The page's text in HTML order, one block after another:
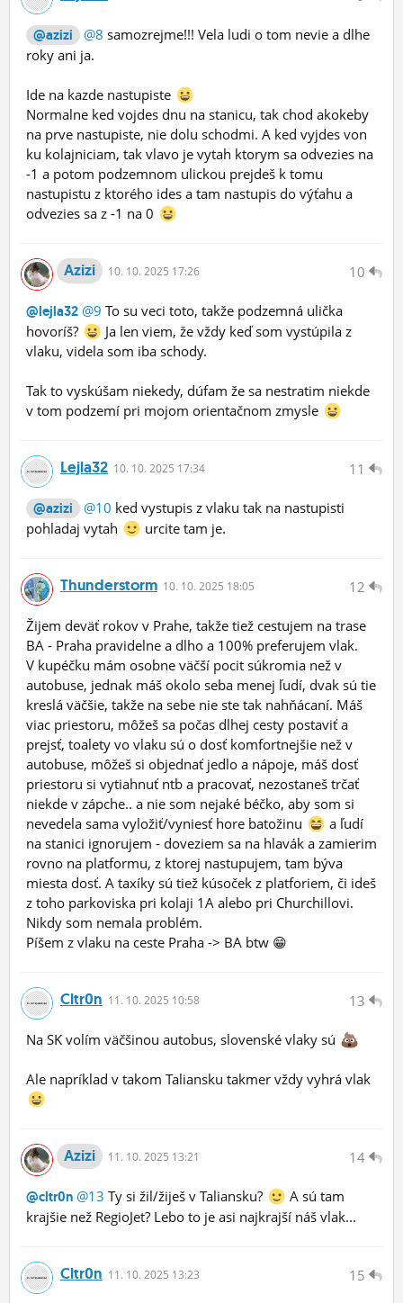
@azizi @8 samozrejme!!! Vela ludi o tom nevie a dlhe
roky ani ja.
Ide na kazde nastupiste
Normalne ked vojdes dnu na stanicu, tak chod akokeby
na prve nastupiste, nie dolu schodmi. A ked vyjdes von
ku kolajniciam, tak vlavo je vytah ktorym sa odvezies na
-1 a potom podzemnom ulickou prejdeš k tomu
nastupistu z ktorého ides a tam nastupis do výťahu a
odvezies sa z -1 na 0
10
Azizi 10. 10. 2025 17:26
@lejla32 @9 To su veci toto, takže podzemná ulička
hovoríš?
Ja len viem, že vždy keď som vystúpila z
vlaku, videla som iba schody.
Tak to vyskúšam niekedy, dúfam že sa nestratim niekde
v tom podzemí pri mojom orientačnom zmysle
11
Lejla32 10. 10. 2025 17:34
@azizi @10 ked vystupis z vlaku tak na nastupisti
pohladaj vytah
urcite tam je.
12
Thunderstorm 10. 10. 2025 18:05
Žijem deväť rokov v Prahe, takže tiež cestujem na trase
BA - Praha pravidelne a dlho a 100% preferujem vlak.
V kupéčku mám osobne väčší pocit súkromia než v
autobuse, jednak máš okolo seba menej ľudí, dvak sú tie
kreslá väčšie, takže na sebe nie ste tak nahňácaní. Máš
viac priestoru, môžeš sa počas dlhej cesty postaviť a
prejsť, toalety vo vlaku sú o dosť komfortnejšie než v
autobuse, môžeš si objednať jedlo a nápoje, máš dosť
priestoru si vytiahnuť ntb a pracovať, nezostaneš trčať
niekde v zápche.. a nie som nejaké béčko, aby som si
nevedela sama vyložiť/vyniesť hore batožinu
a ľudí
na stanici ignorujem - doveziem sa na hlavák a zamierim
rovno na platformu, z ktorej nastupujem, tam býva
miesta dosť. A taxíky sú tiež kúsoček z platforiem, či ideš
z toho parkoviska pri kolaji 1A alebo pri Churchillovi.
Nikdy som nemala problém.
Píšem z vlaku na ceste Praha -> BA btw 😁
13
Cltr0n 11. 10. 2025 10:58
Na SK volím väčšinou autobus, slovenské vlaky sú
Ale napríklad v takom Taliansku takmer vždy vyhrá vlak
14
Azizi 11. 10. 2025 13:21
@cltr0n @13 Ty si žil/žiješ v Taliansku?
A sú tam
krajšie než RegioJet? Lebo to je asi najkrajší náš vlak...
15
Cltr0n 11. 10. 2025 13:23